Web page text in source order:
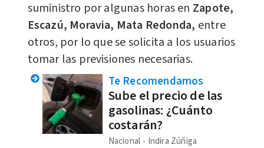
suministro por algunas horas en Zapote,
Escazú, Moravia, Mata Redonda, entre
otros, por lo que se solicita a los usuarios
tomar las previsiones necesarias.
Te Recomendamos
Sube el precio de las
gasolinas: ¿Cuánto
costarán?
Nacional Indira Zúñiga